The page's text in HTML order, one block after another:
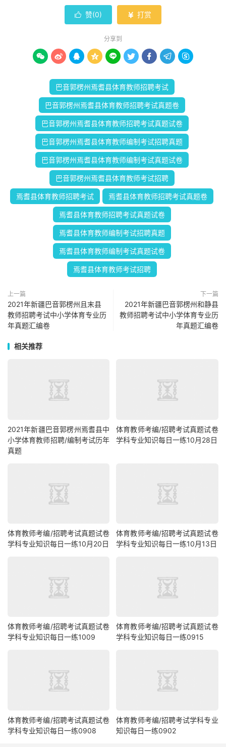
 赞(0)  打赏
分享到
        
巴音郭楞州焉耆县体育教师招聘考试
巴音郭楞州焉耆县体育教师招聘考试真题卷
巴音郭楞州焉耆县体育教师招聘考试真题试卷
巴音郭楞州焉耆县体育教师编制考试招聘真题
巴音郭楞州焉耆县体育教师编制考试真题试卷
巴音郭楞州焉耆县体育教师考试招聘
焉耆县体育教师招聘考试 焉耆县体育教师招聘考试真题卷
焉耆县体育教师招聘考试真题试卷
焉耆县体育教师编制考试招聘真题
焉耆县体育教师编制考试真题试卷
焉耆县体育教师考试招聘
上一篇
2021年新疆巴音郭楞州且末县
教师招聘考试中小学体育专业历
年真题汇编卷
下一篇
2021年新疆巴音郭楞州和静县
教师招聘考试中小学体育专业历
年真题汇编卷
相关推荐
2021年新疆巴音郭楞州焉耆县中
小学体育教师招聘/编制考试历年
真题
体育教师考编/招聘考试真题试卷
学科专业知识每日一练10月28日
体育教师考编/招聘考试真题试卷
学科专业知识每日一练10月20日
体育教师考编/招聘考试真题试卷
学科专业知识每日一练10月13日
体育教师考编/招聘考试真题试卷
学科专业知识每日一练1009
体育教师考编/招聘考试真题试卷
学科专业知识每日一练0915
体育教师考编/招聘考试真题试卷
学科专业知识每日一练0908
体育教师考编/招聘考试学科专业
知识每日一练0902